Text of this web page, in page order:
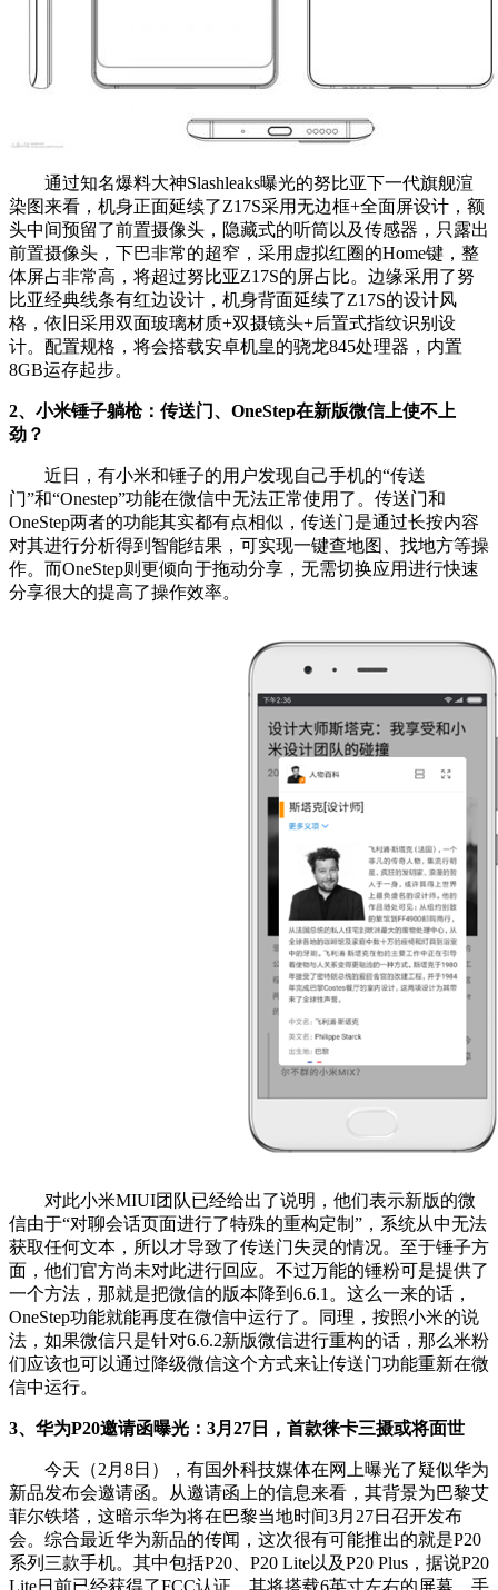
通过知名爆料大神Slashleaks曝光的努比亚下一代旗舰渲
染图来看，机身正面延续了Z17S采用无边框+全面屏设计，额
头中间预留了前置摄像头，隐藏式的听筒以及传感器，只露出
前置摄像头，下巴非常的超窄，采用虚拟红圈的Home键，整
体屏占非常高，将超过努比亚Z17S的屏占比。边缘采用了努
比亚经典线条有红边设计，机身背面延续了Z17S的设计风
格，依旧采用双面玻璃材质+双摄镜头+后置式指纹识别设
计。配置规格，将会搭载安卓机皇的骁龙845处理器，内置
8GB运存起步。
2、小米锤子躺枪：传送门、OneStep在新版微信上使不上
劲？
近日，有小米和锤子的用户发现自己手机的“传送
门”和“Onestep”功能在微信中无法正常使用了。传送门和
OneStep两者的功能其实都有点相似，传送门是通过长按内容
对其进行分析得到智能结果，可实现一键查地图、找地方等操
作。而OneStep则更倾向于拖动分享，无需切换应用进行快速
分享很大的提高了操作效率。
对此小米MIUI团队已经给出了说明，他们表示新版的微
信由于“对聊会话页面进行了特殊的重构定制”，系统从中无法
获取任何文本，所以才导致了传送门失灵的情况。至于锤子方
面，他们官方尚未对此进行回应。不过万能的锤粉可是提供了
一个方法，那就是把微信的版本降到6.6.1。这么一来的话，
OneStep功能就能再度在微信中运行了。同理，按照小米的说
法，如果微信只是针对6.6.2新版微信进行重构的话，那么米粉
们应该也可以通过降级微信这个方式来让传送门功能重新在微
信中运行。
3、华为P20邀请函曝光：3月27日，首款徕卡三摄或将面世
今天（2月8日），有国外科技媒体在网上曝光了疑似华为
新品发布会邀请函。从邀请函上的信息来看，其背景为巴黎艾
菲尔铁塔，这暗示华为将在巴黎当地时间3月27日召开发布
会。综合最近华为新品的传闻，这次很有可能推出的就是P20
系列三款手机。其中包括P20、P20 Lite以及P20 Plus，据说P20
Lite日前已经获得了FCC认证，其将搭载6英寸左右的屏幕，手